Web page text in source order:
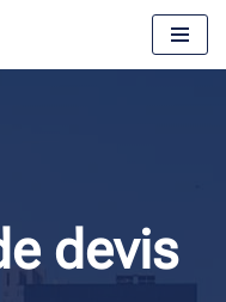
devis